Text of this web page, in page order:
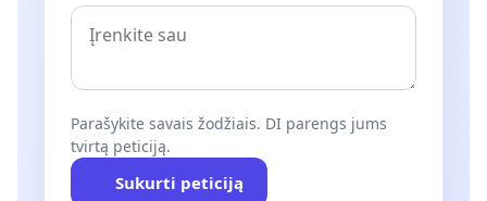
Parašykite savais žodžiais. DI parengs jums
tvirtą peticiją.
Sukurti peticiją